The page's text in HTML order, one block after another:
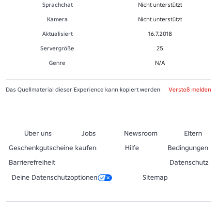
Sprachchat
Nicht unterstützt
Kamera
Nicht unterstützt
Aktualisiert
16.7.2018
Servergröße
25
Genre
N/A
Das Quellmaterial dieser Experience kann kopiert werden Verstoß melden
Über uns Jobs Newsroom
Eltern
Geschenkgutscheine kaufen
Hilfe
Bedingungen
Barrierefreiheit
Datenschutz
Deine Datenschutzoptionen
Sitemap